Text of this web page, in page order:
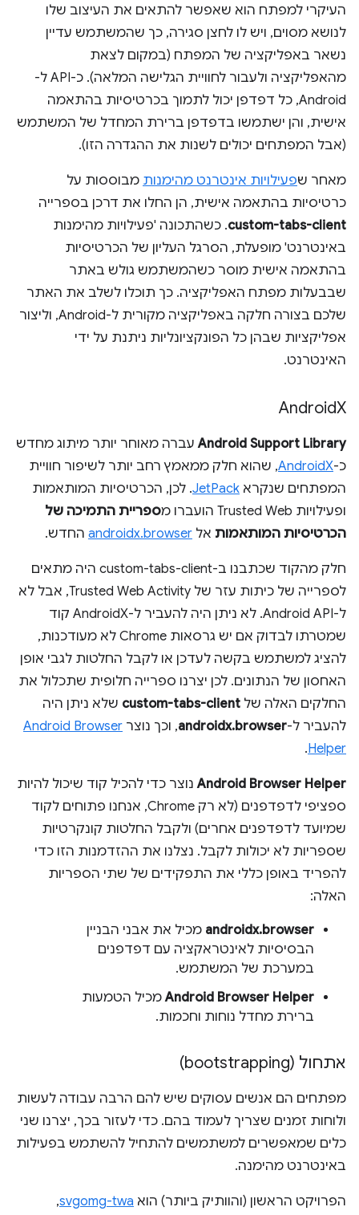
העיקרי למפתח הוא שאפשר להתאים את העיצוב שלו
לנושא מסוים, ויש לו לחצן סגירה, כך שהמשתמש עדיין
נשאר באפליקציה של המפתח (במקום לצאת
מהאפליקציה ולעבור לחוויית הגלישה המלאה). כ-API ל-
Android, כל דפדפן יכול לתמוך בכרטיסיות בהתאמה
אישית, והן ישתמשו בדפדפן ברירת המחדל של המשתמש
(אבל המפתחים יכולים לשנות את ההגדרה הזו).
מאחר שפעילויות אינטרנט מהימנות מבוססות על
כרטיסיות בהתאמה אישית, הן החלו את דרכן בספרייה
custom-tabs-client. כשהתכונה 'פעילויות מהימנות
באינטרנט' מופעלת, הסרגל העליון של הכרטיסיות
בהתאמה אישית מוסר כשהמשתמש גולש באתר
שבבעלות מפתח האפליקציה. כך תוכלו לשלב את האתר
שלכם בצורה חלקה באפליקציה מקורית ל-Android, וליצור
אפליקציות שבהן כל הפונקציונליות ניתנת על ידי
האינטרנט.
AndroidX
Android Support Libraryעברה מאוחר יותר מיתוג מחדש
כ-AndroidX, שהוא חלק ממאמץ רחב יותר לשיפור חוויית
המפתחים שנקרא JetPack. לכן, הכרטיסיות המותאמות
ופעילויות Trusted Web הועברו מ
ספריית התמיכה של
הכרטיסיות המותאמות אל androidx.browser החדש.
חלק מהקוד שכתבנו ב-custom-tabs-client היה מתאים
לספרייה של כיתות עזר של Trusted Web Activity, אבל לא
ל-Android API. לא ניתן היה להעביר ל-AndroidX קוד
שמטרתו לבדוק אם יש גרסאות Chrome לא מעודכנות,
להציג למשתמש בקשה לעדכן או לקבל החלטות לגבי אופן
האחסון של הנתונים. לכן יצרנו ספרייה חלופית שתכלול את
החלקים האלה של custom-tabs-client שלא ניתן היה
להעביר ל-androidx.browser, וכך נוצר Android Browser
Helper
.
Android Browser Helperנוצר כדי להכיל קוד שיכול להיות
ספציפי לדפדפנים (לא רק Chrome, אנחנו פתוחים לקוד
שמיועד לדפדפנים אחרים) ולקבל החלטות קונקרטיות
שספריות לא יכולות לקבל. נצלנו את ההזדמנות הזו כדי
להפריד באופן כללי את התפקידים של שתי הספריות
האלה:
androidx.browser מכיל את אבני הבניין
הבסיסיות לאינטראקציה עם דפדפנים
במערכת של המשתמש.
Android Browser Helperמכיל הטמעות
ברירת מחדל נוחות וחכמות.
אתחול (bootstrapping)
מפתחים הם אנשים עסוקים שיש להם הרבה עבודה לעשות
ולוחות זמנים שצריך לעמוד בהם. כדי לעזור בכך, יצרנו שני
כלים שמאפשרים למשתמשים להתחיל להשתמש בפעילות
באינטרנט מהימנה.
הפרויקט הראשון (והוותיק ביותר) הוא svgomg-twa
,